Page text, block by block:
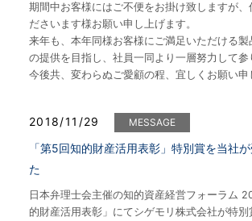
期間中お客様にはご不便をお掛け致しますが、
ださいます様お願い申し上げます。
来年も、本年同様お客様にご満足いただける製
の提供を目指し、社員一同より一層努力して参
今後共、変わらぬご愛顧の程、宜しくお願い申
2018/11/29 MESSAGE
「第5回知的財産活用表彰」特別賞を当社
た
日本弁理士会主催の知的資産経営フォーラム
的財産活用表彰」にてシゲモリ株式会社が特別